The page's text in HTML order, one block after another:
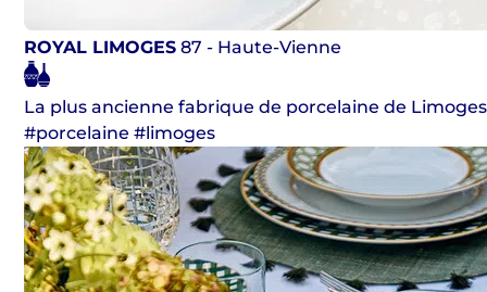
ROYAL LIMOGES 87 - Haute-Vienne
La plus ancienne fabrique de porcelaine de
#porcelaine #limoges